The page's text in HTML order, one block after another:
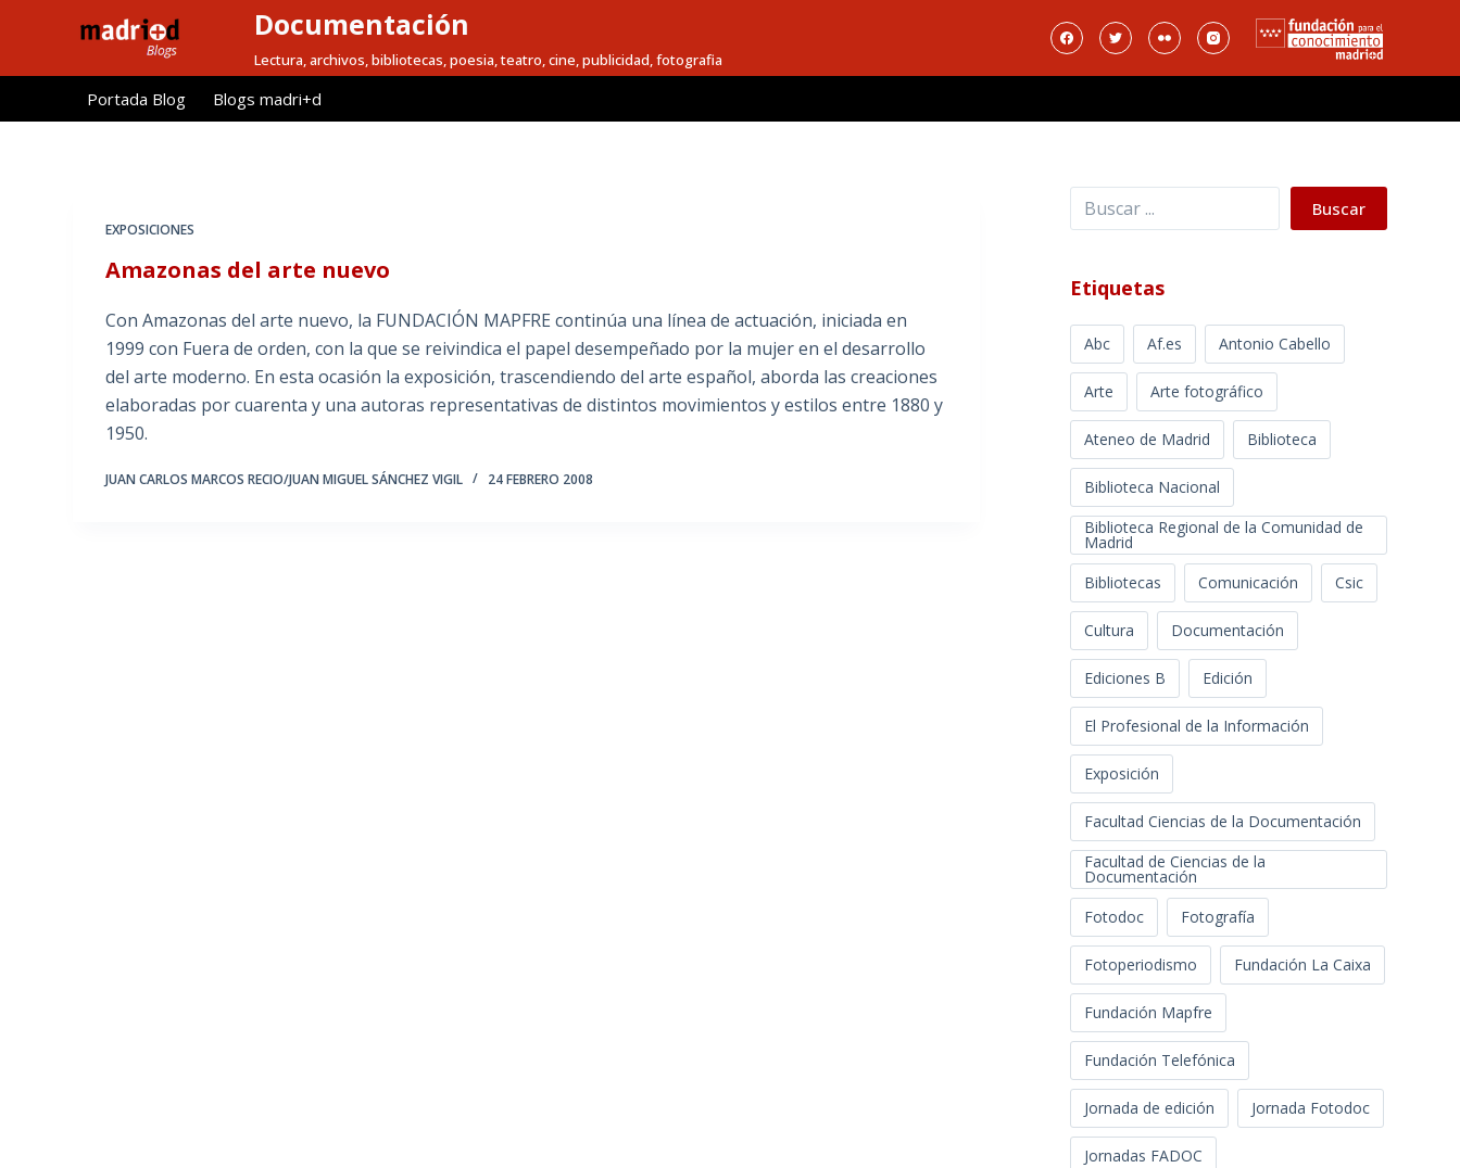
l
Documentación
Lectura, archivos, bibliotecas, poesia, teatro, cine, publicidad, fotografia
Portada Blog Blogs madri+d
EXPOSICIONES
Amazonas del arte nuevo
Con Amazonas del arte nuevo, la FUNDACIÓN MAPFRE continúa una línea de actuación, iniciada en
1999 con Fuera de orden, con la que se reivindica el papel desempeñado por la mujer en el desarrollo
del arte moderno. En esta ocasión la exposición, trascendiendo del arte español, aborda las creaciones
elaboradas por cuarenta y una autoras representativas de distintos movimientos y estilos entre 1880 y
1950.
JUAN CARLOS MARCOS RECIO/JUAN MIGUEL SÁNCHEZ VIGIL 24 FEBRERO 2008
Buscar Buscar
Etiquetas
Abc Af.es Antonio Cabello
Arte Arte fotográfico
Ateneo de Madrid Biblioteca
Biblioteca Nacional
Biblioteca Regional de la Comunidad de
Madrid
Bibliotecas
Comunicación Csic
Cultura Documentación
Ediciones B Edición
El Profesional de la Información
Exposición
Facultad Ciencias de la Documentación
Facultad de Ciencias de la
Documentación
Fotodoc
Fotografía
Fotoperiodismo Fundación La Caixa
Fundación Mapfre
Fundación Telefónica
Jornada de edición Jornada Fotodoc
Jornadas FADOC